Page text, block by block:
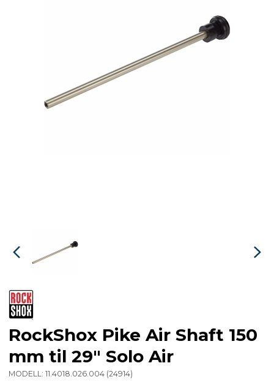
RockShox Pike Air Shaft 150
mm til 29" Solo Air
MODELL: 11.4018.026.004 (24914)